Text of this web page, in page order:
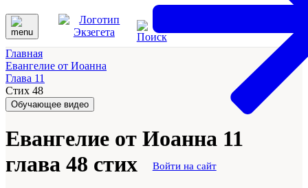
Войти на сайт
Главная
Евангелие от Иоанна
Глава 11
Стих 48
Обучающее видео
Евангелие от Иоанна 11
глава 48 стих